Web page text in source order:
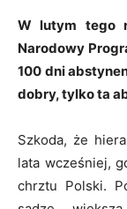
W lutym tego
Narodowy
100 dni
dobry, tylko ta
Szkoda, że
lata wcześniej,
chrztu Polski.